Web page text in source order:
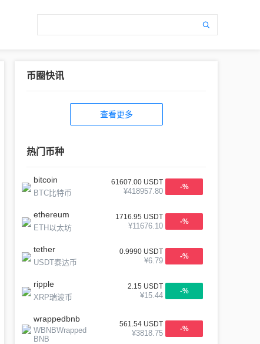
币圈快讯
查看更多
热门币种
bitcoin
BTC比特币
61607.00 USDT
¥418957.80 -%
ethereum
ETH以太坊
1716.95 USDT
¥11676.10 -%
tether
USDT泰达币
0.9990 USDT
¥6.79 -%
ripple
XRP瑞波币
2.15 USDT
¥15.44 -%
wrappedbnb
WBNBWrapped
BNB
561.54 USDT
¥3818.75 -%